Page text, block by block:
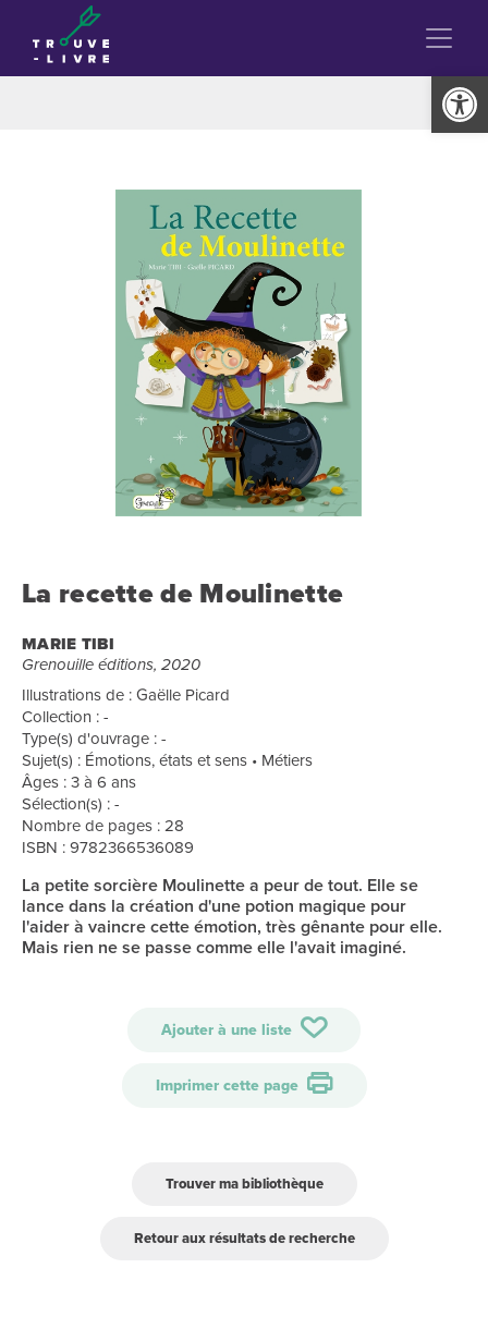
Ouvrir
La recette de Moulinette
MARIE TIBI
Grenouille éditions, 2020
Illustrations de : Gaëlle Picard
Collection : -
Type(s) d'ouvrage : -
Sujet(s) : Émotions, états et sens • Métiers
Âges : 3 à 6 ans
Sélection(s) : -
Nombre de pages : 28
ISBN : 9782366536089
La petite sorcière Moulinette a peur de tout. Elle se
lance dans la création d'une potion magique pour
l'aider à vaincre cette émotion, très gênante pour elle.
Mais rien ne se passe comme elle l'avait imaginé.
Ajouter à une liste
Imprimer cette page
Trouver ma bibliothèque
Retour aux résultats de recherche